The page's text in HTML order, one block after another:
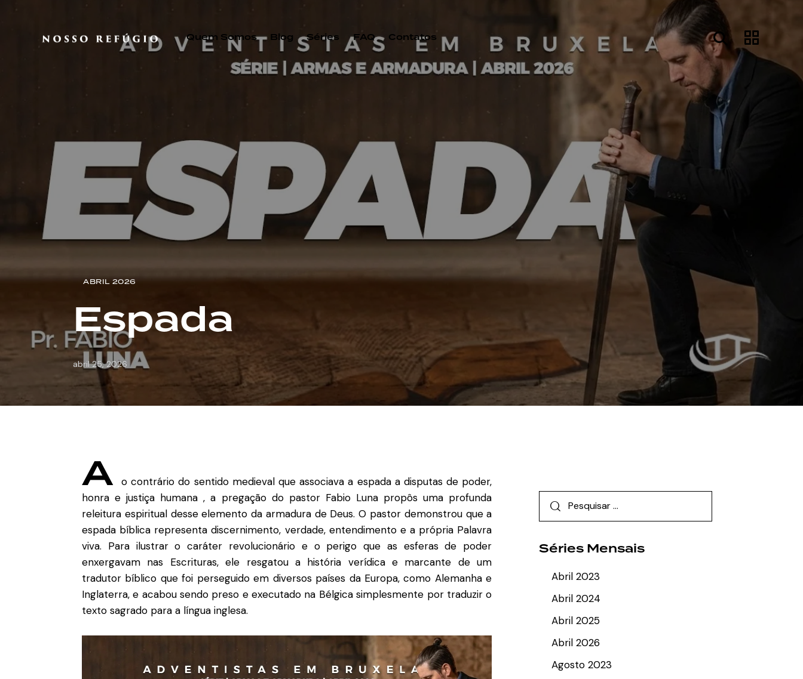
Quem Somos Blog Séries FAQ Contatos
ABRIL 2026
Espada
abril 25, 2026
A
o contrário do sentido medieval que associava a espada a disputas de poder,
honra e justiça humana, a pregação do pastor Fabio Luna propôs uma profunda
releitura espiritual desse elemento da armadura de Deus.O pastor demonstrou que a
espada bíblica representa discernimento, verdade, entendimento e a própria Palavra
viva. Para ilustrar o caráter revolucionário e o perigo que as esferas de poder
enxergavam nas Escrituras, ele resgatou a história verídica e marcante de um
tradutor bíblico que foi perseguido em diversos países da Europa, como Alemanha e
Inglaterra, e acabou sendo preso e executado na Bélgica simplesmente por traduzir o
texto sagrado para a língua inglesa.
Séries Mensais
Abril 2023
Abril 2024
Abril 2025
Abril 2026
Agosto 2023